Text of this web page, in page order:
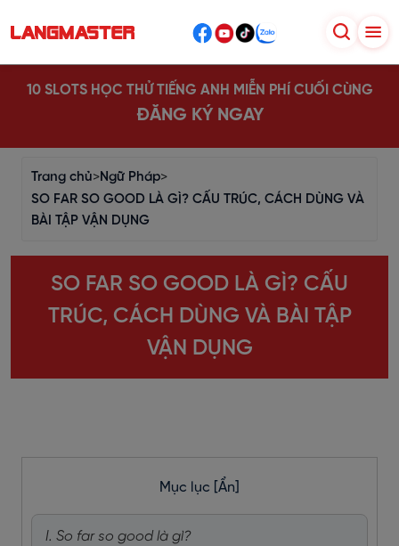
10 SLOTS HỌC THỬ TIẾNG ANH MIỄN PHÍ CUỐI CÙNG
ĐĂNG KÝ NGAY
Trang chủ>Ngữ Pháp>
SO FAR SO GOOD LÀ GÌ? CẤU TRÚC, CÁCH DÙNG VÀ
BÀI TẬP VẬN DỤNG
SO FAR SO GOOD LÀ GÌ? CẤU
TRÚC, CÁCH DÙNG VÀ BÀI TẬP
VẬN DỤNG
Mục lục [Ẩn]
I. So far so good là gì?